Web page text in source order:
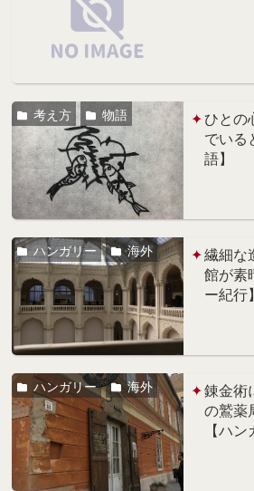
Support
Contact
ひとの
でいる
語】
考え方 物語
繊細な
館が素
ー紀行】
ハンガリー 海外
錬金術
の鷲薬
【ハ
ハンガリー 海外